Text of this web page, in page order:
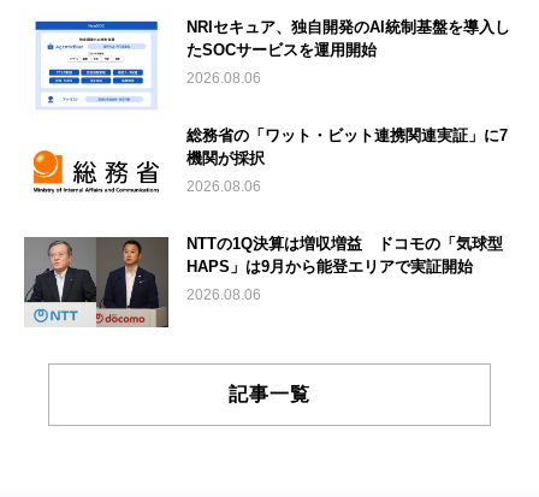
NRIセキュア、独自開発のAI統制基盤を導入し
たSOCサービスを運用開始
2026.08.06
総務省の「ワット・ビット連携関連実証」に7
機関が採択
2026.08.06
NTTの1Q決算は増収増益 ドコモの「気球型
HAPS」は9月から能登エリアで実証開始
2026.08.06
記事一覧